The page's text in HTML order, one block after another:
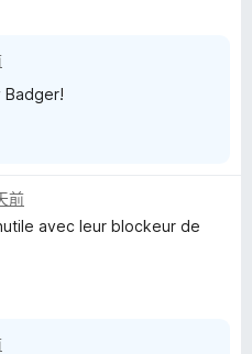
Badger!
前
avec leur blockeur de